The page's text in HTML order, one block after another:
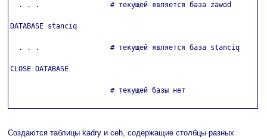
  . . .                 # текущей является база zawod
DATABASE stanciq
  . . .                 # текущей является база stanciq
CLOSE DATABASE
                        # текущей базы нет
Создаются таблицы kadry и ceh, содержащие столбцы разных